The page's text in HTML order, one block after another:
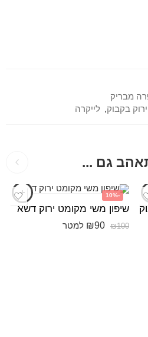
מבריק
ירוק בקבוק, לייקרה
גם ...
-10%
שיפון משי מקומט ירוק דשא
₪100
₪90 למטר